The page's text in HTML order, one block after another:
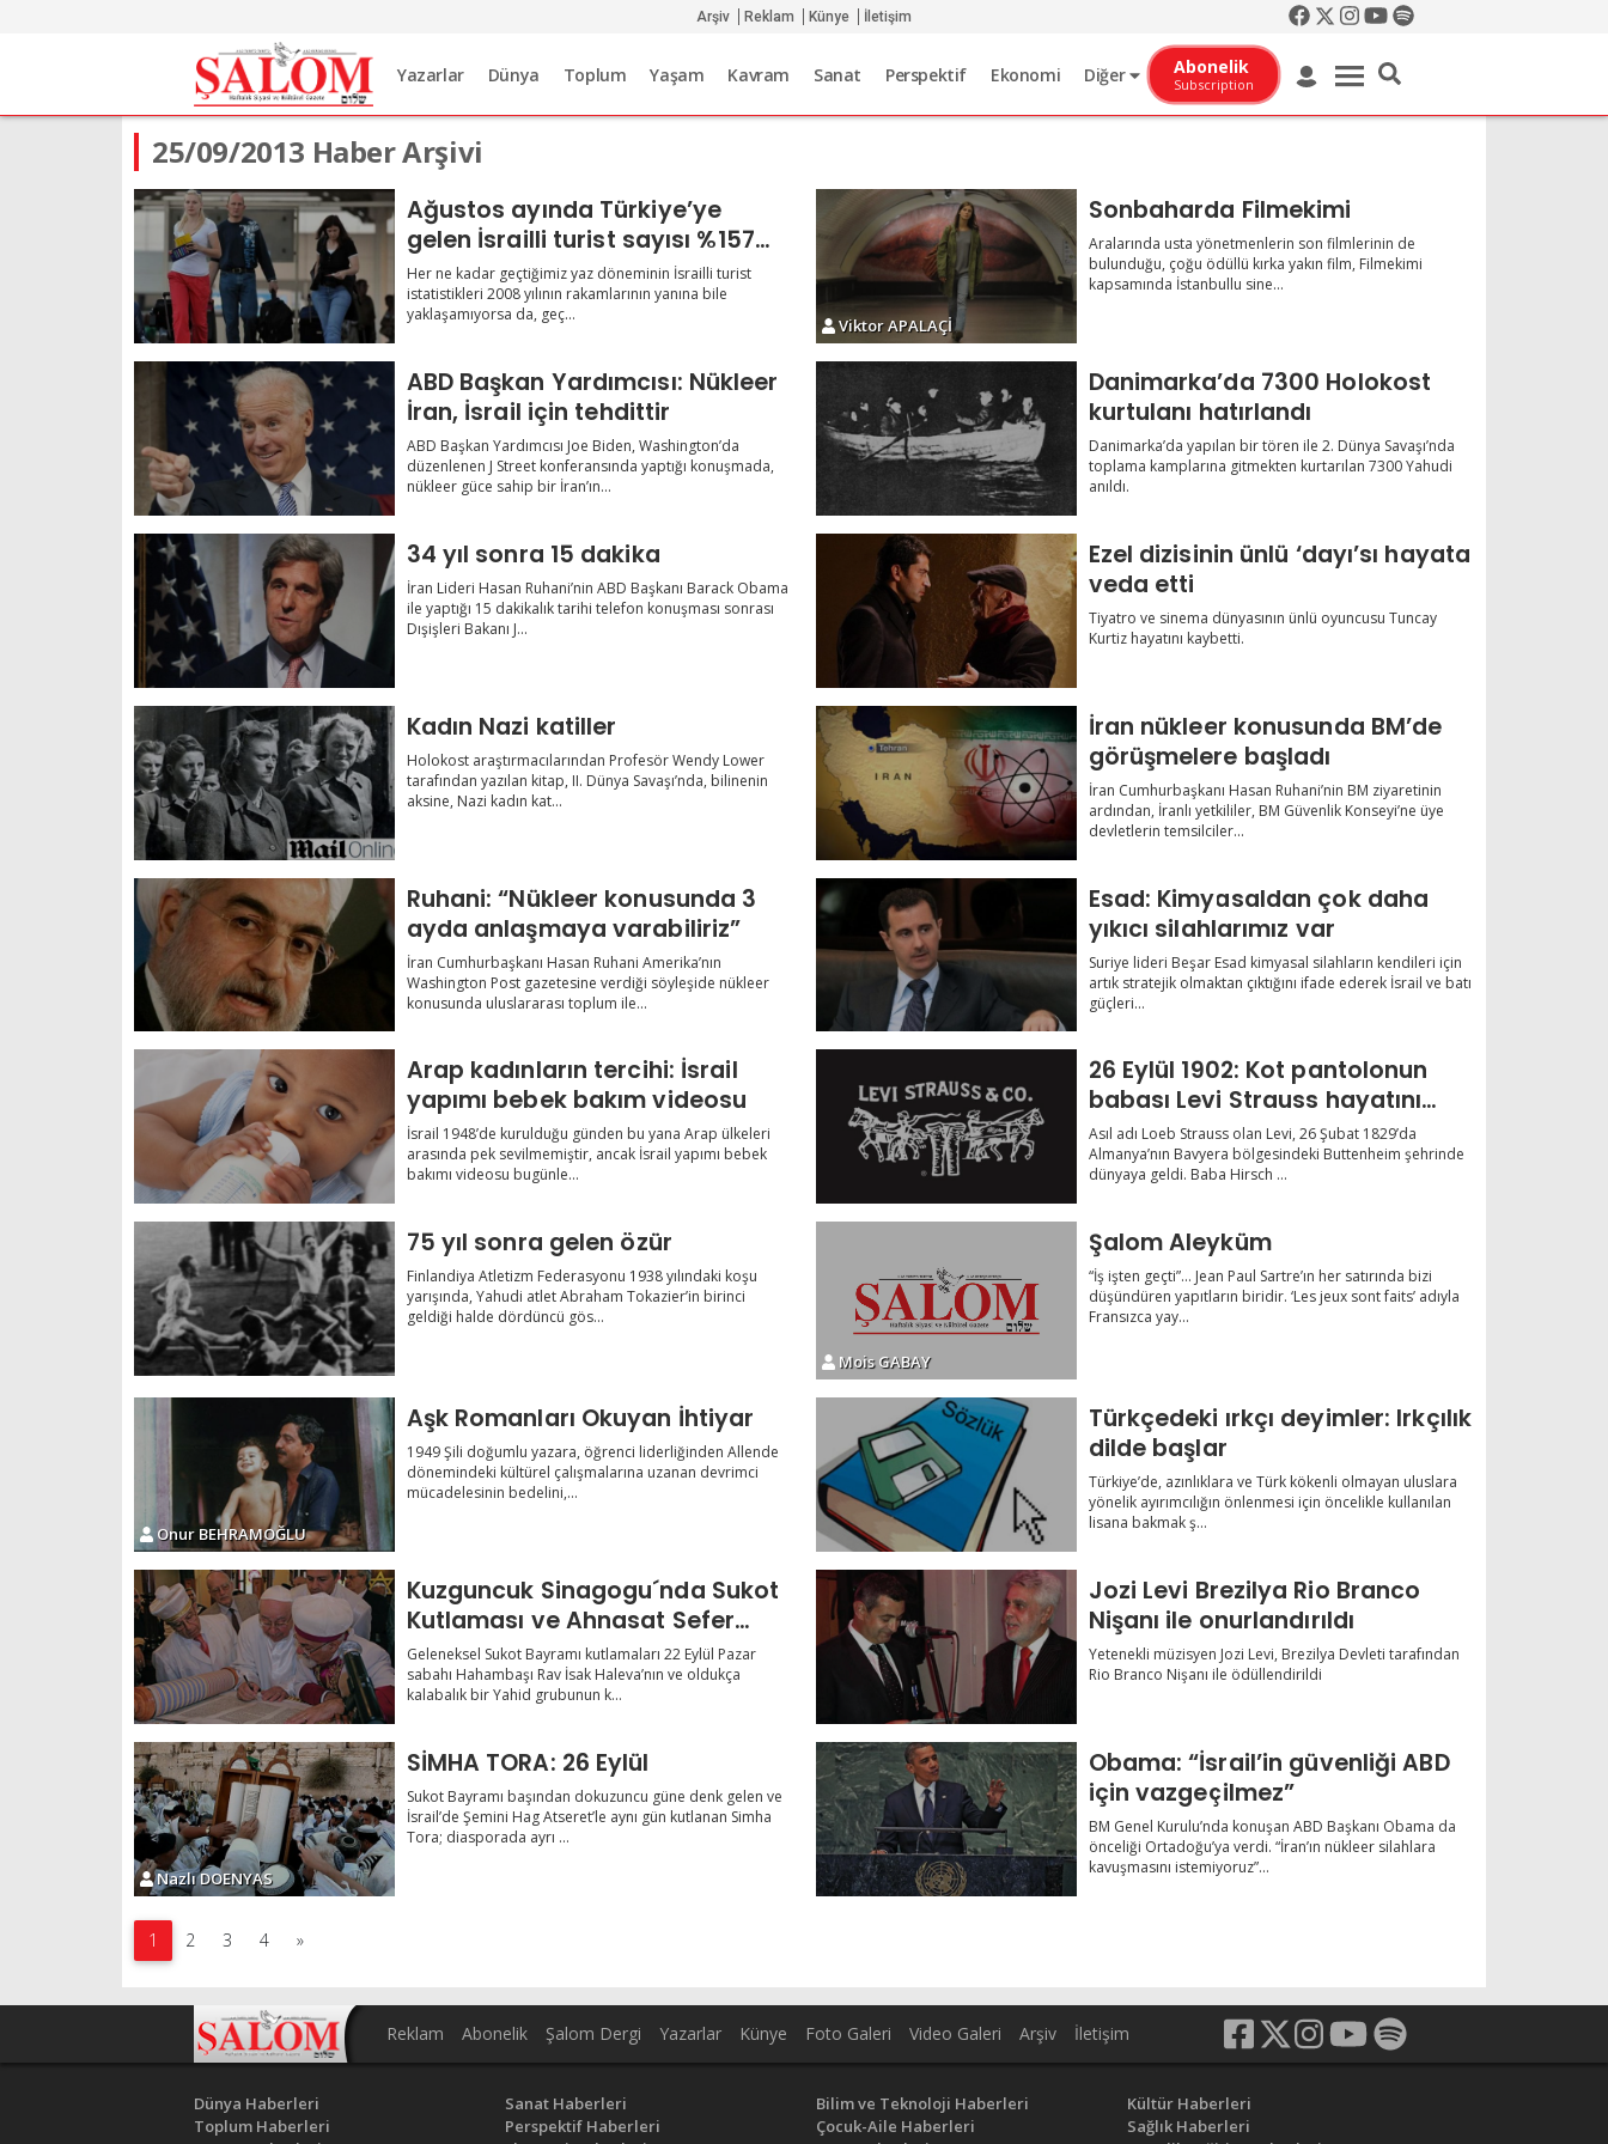
Arşiv Reklam Künye İletişim
Yazarlar Dünya Toplum Yaşam Kavram Sanat Perspektif Ekonomi Diğer Abonelik
Subscription
25/09/2013 Haber Arşivi
Ağustos ayında Türkiye’ye
gelen İsrailli turist sayısı %157
arttı
Her ne kadar geçtiğimiz yaz döneminin İsrailli turist
istatistikleri 2008 yılının rakamlarının yanına bile
yaklaşamıyorsa da, geç...
Viktor APALAÇİ
Sonbaharda Filmekimi
Aralarında usta yönetmenlerin son filmlerinin de
bulunduğu, çoğu ödüllü kırka yakın film, Filmekimi
kapsamında İstanbullu sine...
ABD Başkan Yardımcısı: Nükleer
İran, İsrail için tehdittir
ABD Başkan Yardımcısı Joe Biden, Washington’da
düzenlenen J Street konferansında yaptığı konuşmada,
nükleer güce sahip bir İran’ın...
Danimarka’da 7300 Holokost
kurtulanı hatırlandı
Danimarka’da yapılan bir tören ile 2. Dünya Savaşı’nda
toplama kamplarına gitmekten kurtarılan 7300 Yahudi
anıldı.
34 yıl sonra 15 dakika
İran Lideri Hasan Ruhani’nin ABD Başkanı Barack Obama
ile yaptığı 15 dakikalık tarihi telefon konuşması sonrası
Dışişleri Bakanı J...
Ezel dizisinin ünlü ‘dayı’sı hayata
veda etti
Tiyatro ve sinema dünyasının ünlü oyuncusu Tuncay
Kurtiz hayatını kaybetti.
Kadın Nazi katiller
Holokost araştırmacılarından Profesör Wendy Lower
tarafından yazılan kitap, II. Dünya Savaşı’nda, bilinenin
aksine, Nazi kadın kat...
İran nükleer konusunda BM’de
görüşmelere başladı
İran Cumhurbaşkanı Hasan Ruhani’nin BM ziyaretinin
ardından, İranlı yetkililer, BM Güvenlik Konseyi’ne üye
devletlerin temsilciler...
Ruhani: “Nükleer konusunda 3
ayda anlaşmaya varabiliriz”
İran Cumhurbaşkanı Hasan Ruhani Amerika’nın
Washington Post gazetesine verdiği söyleşide nükleer
konusunda uluslararası toplum ile...
Esad: Kimyasaldan çok daha
yıkıcı silahlarımız var
Suriye lideri Beşar Esad kimyasal silahların kendileri için
artık stratejik olmaktan çıktığını ifade ederek İsrail ve batı
güçleri...
Arap kadınların tercihi: İsrail
yapımı bebek bakım videosu
İsrail 1948’de kurulduğu günden bu yana Arap ülkeleri
arasında pek sevilmemiştir, ancak İsrail yapımı bebek
bakımı videosu bugünle...
26 Eylül 1902: Kot pantolonun
babası Levi Strauss hayatını
kaybetti
Asıl adı Loeb Strauss olan Levi, 26 Şubat 1829’da
Almanya’nın Bavyera bölgesindeki Buttenheim şehrinde
dünyaya geldi. Baba Hirsch ...
75 yıl sonra gelen özür
Finlandiya Atletizm Federasyonu 1938 yılındaki koşu
yarışında, Yahudi atlet Abraham Tokazier’in birinci
geldiği halde dördüncü gös...
Mois GABAY
Şalom Aleyküm
“İş işten geçti”… Jean Paul Sartre’ın her satırında bizi
düşündüren yapıtların biridir. ‘Les jeux sont faits’ adıyla
Fransızca yay...
Onur BEHRAMOĞLU
Aşk Romanları Okuyan İhtiyar
1949 Şili doğumlu yazara, öğrenci liderliğinden Allende
dönemindeki kültürel çalışmalarına uzanan devrimci
mücadelesinin bedelini,...
Türkçedeki ırkçı deyimler: Irkçılık
dilde başlar
Türkiye’de, azınlıklara ve Türk kökenli olmayan uluslara
yönelik ayırımcılığın önlenmesi için öncelikle kullanılan
lisana bakmak ş...
Kuzguncuk Sinagogu´nda Sukot
Kutlaması ve Ahnasat Sefer
Tora Töreni
Geleneksel Sukot Bayramı kutlamaları 22 Eylül Pazar
sabahı Hahambaşı Rav İsak Haleva’nın ve oldukça
kalabalık bir Yahid grubunun k...
Jozi Levi Brezilya Rio Branco
Nişanı ile onurlandırıldı
Yetenekli müzisyen Jozi Levi, Brezilya Devleti tarafından
Rio Branco Nişanı ile ödüllendirildi
Nazlı DOENYAS
SİMHA TORA: 26 Eylül
Sukot Bayramı başından dokuzuncu güne denk gelen ve
İsrail’de Şemini Hag Atseret’le aynı gün kutlanan Simha
Tora; diasporada ayrı ...
Obama: “İsrail’in güvenliği ABD
için vazgeçilmez”
BM Genel Kurulu’nda konuşan ABD Başkanı Obama da
önceliği Ortadoğu’ya verdi. “İran’ın nükleer silahlara
kavuşmasını istemiyoruz”...
1 2 3 4 »
Reklam Abonelik Şalom Dergi Yazarlar Künye Foto Galeri Video Galeri Arşiv İletişim
Dünya Haberleri
Toplum Haberleri
Sanat Haberleri
Perspektif Haberleri
Bilim ve Teknoloji Haberleri
Çocuk-Aile Haberleri
Kültür Haberleri
Sağlık Haberleri